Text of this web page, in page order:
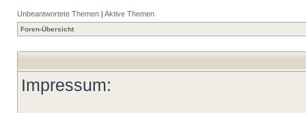
Unbeantwortete Themen | Aktive Themen
Foren-Übersicht
Impressum: